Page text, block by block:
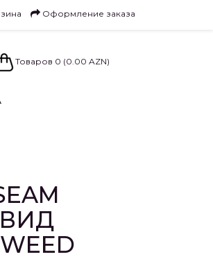
Оформление заказа
Товаров 0 (0.00 AZN)